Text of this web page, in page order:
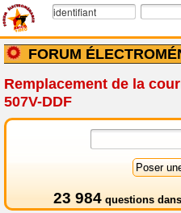
FORUM
Remplacement de la
507V-DDF
23 984 questions